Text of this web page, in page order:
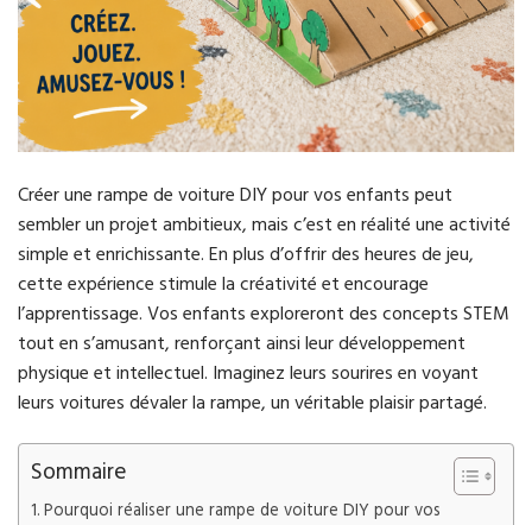
Créer une rampe de voiture DIY pour vos enfants peut
sembler un projet ambitieux, mais c’est en réalité une activité
simple et enrichissante. En plus d’offrir des heures de jeu,
cette expérience stimule la créativité et encourage
l’apprentissage. Vos enfants exploreront des concepts STEM
tout en s’amusant, renforçant ainsi leur développement
physique et intellectuel. Imaginez leurs sourires en voyant
leurs voitures dévaler la rampe, un véritable plaisir partagé.
Sommaire
Pourquoi réaliser une rampe de voiture DIY pour vos